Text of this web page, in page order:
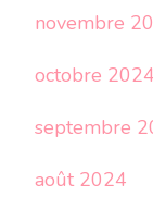
novembre
octobre 2024
septembre
août 2024